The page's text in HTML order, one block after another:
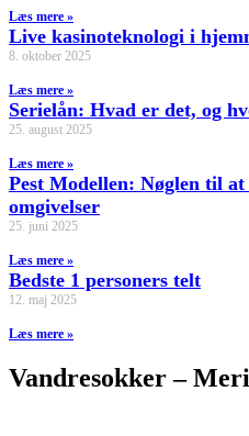
Læs mere »
Live kasinoteknologi i
8. oktober 2025
Læs mere »
Serielån: Hvad er det, og
25. august 2025
Læs mere »
Pest Modellen: Nøglen til
omgivelser
25. juni 2025
Læs mere »
Bedste 1 personers telt
12. maj 2025
Læs mere »
Vandresokker –